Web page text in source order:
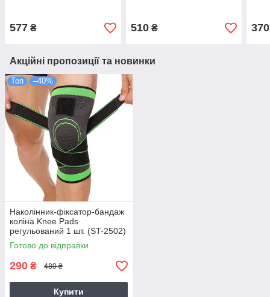
577 ₴ 510₴ 370
Акційні пропозиції та новинки
Топ –40%
Наколінник-фіксатор-бандаж
коліна Knee Pads
регульований 1 шт. (ST-2502)
Готово до відправки
290 ₴ 480 ₴
Купити